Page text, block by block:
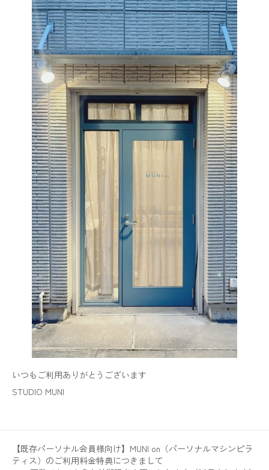
いつもご利用ありがとうございます
STUDIO MUNI
【既存パーソナル会員様向け】MUNI on（パーソナルマシンピラ
ティス）のご利用料金特典につきまして